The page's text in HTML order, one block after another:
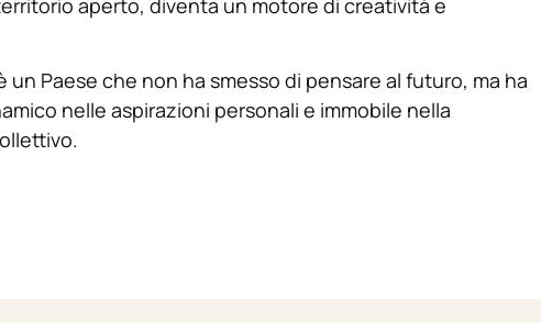
aperto, diventa un motore di creatività e
un Paese che non ha smesso di pensare al futuro, ma ha
nelle aspirazioni personali e immobile nella